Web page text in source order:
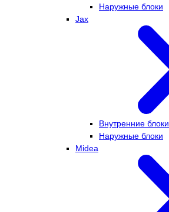
Наружные блоки
Jax
Внутренние блоки
Наружные блоки
Midea